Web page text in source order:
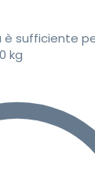
sufficiente
kg